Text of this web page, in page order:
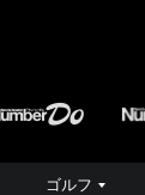
ゴルフ